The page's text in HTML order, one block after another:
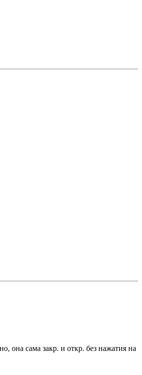
она сама закр. и откр. без нажатия на